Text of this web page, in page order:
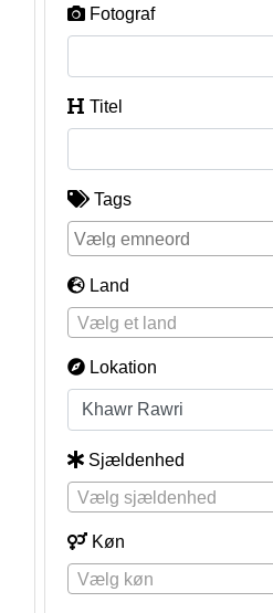
Fotograf
Titel
Tags
Land
Vælg et land
Lokation
Sjældenhed
Vælg sjældenhed
Køn
Vælg køn